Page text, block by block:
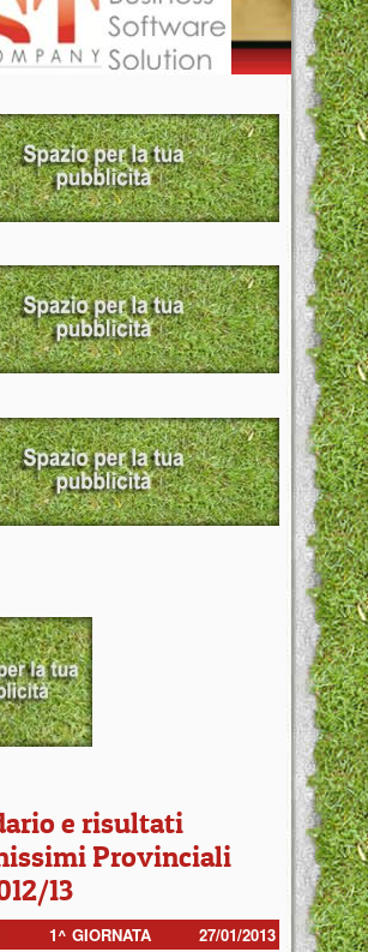
e risultati
Provinciali
13
1^ GIORNATA
27/01/2013